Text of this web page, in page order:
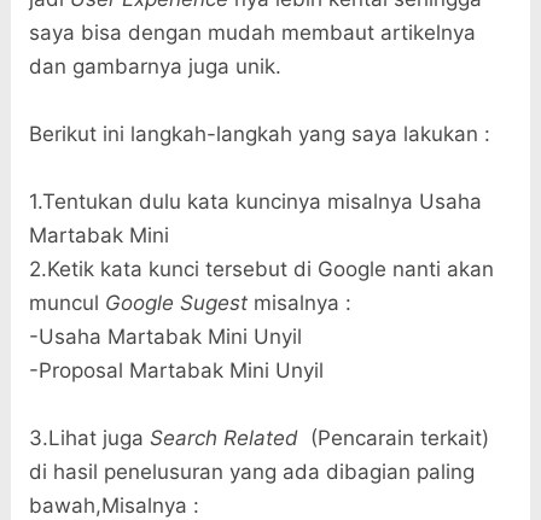
saya bisa dengan mudah membaut artikelnya
dan gambarnya juga unik.
Berikut ini langkah-langkah yang saya lakukan :
1.Tentukan dulu kata kuncinya misalnya Usaha
Martabak Mini
2.Ketik kata kunci tersebut di Google nanti akan
muncul Google Sugestmisalnya :
-Usaha Martabak Mini Unyil
-Proposal Martabak Mini Unyil
3.Lihat juga Search Related(Pencarain terkait)
di hasil penelusuran yang ada dibagian paling
bawah,Misalnya :